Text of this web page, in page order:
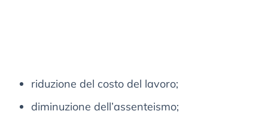
riduzione del costo del lavoro;
diminuzione dell’assenteismo;